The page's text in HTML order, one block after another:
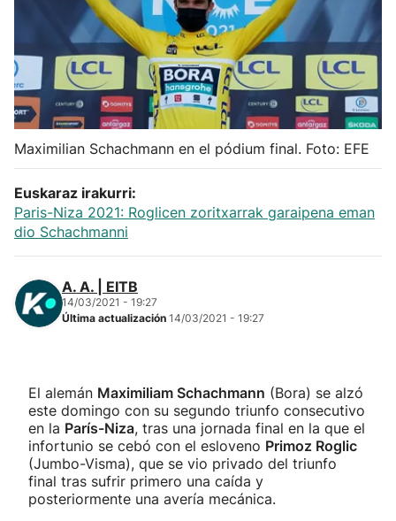
Atletismo
Carreras de montaña
Más deportes
"Helmuga"
Maximilian Schachmann en el pódium final. Foto: EFE
Euskaraz irakurri:
Paris-Niza 2021: Roglicen zoritxarrak garaipena eman
dio Schachmanni
A. A. | EITB
14/03/2021 - 19:27
Última actualización 14/03/2021 - 19:27
El alemán Maximiliam Schachmann (Bora) se alzó
este domingo con su segundo triunfo consecutivo
en la París-Niza, tras una jornada final en la que el
infortunio se cebó con el esloveno Primoz Roglic
(Jumbo-Visma), que se vio privado del triunfo
final tras sufrir primero una caída y
posteriormente una avería mecánica.